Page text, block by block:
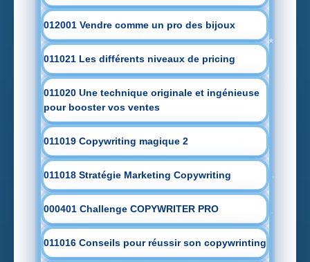
012001 Vendre comme un pro des bijoux
011021 Les différents niveaux de pricing
011020 Une technique originale et ingénieuse
pour booster vos ventes
011019 Copywriting magique 2
011018 Stratégie Marketing Copywriting
000401 Challenge COPYWRITER PRO
011016 Conseils pour réussir son copywrinting